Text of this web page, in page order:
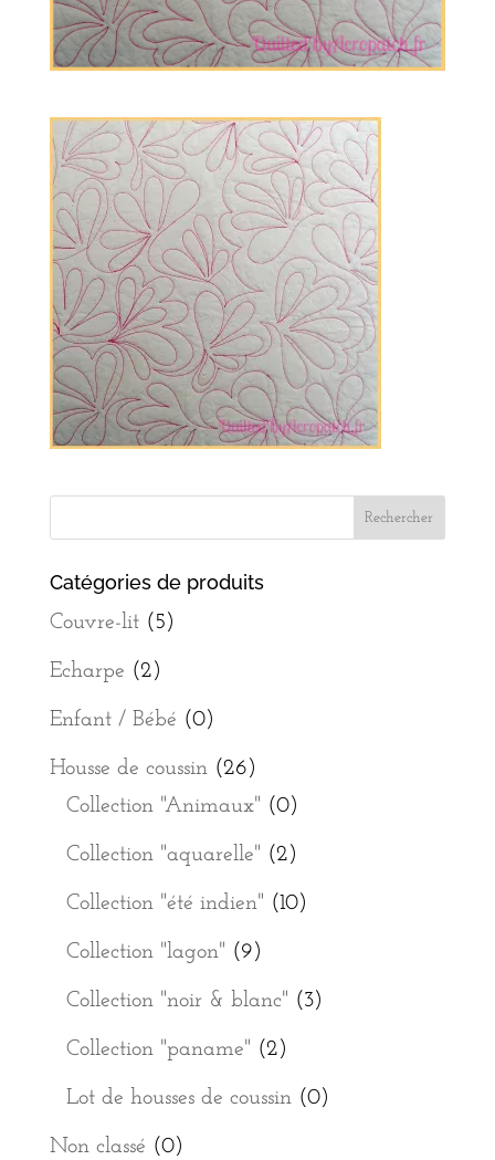
Catégories de produits
Couvre-lit (5)
Echarpe (2)
Enfant / Bébé (0)
Housse de coussin (26)
Collection "Animaux" (0)
Collection "aquarelle" (2)
Collection "été indien" (10)
Collection "lagon" (9)
Collection "noir & blanc" (3)
Collection "paname" (2)
Lot de housses de coussin (0)
Non classé (0)